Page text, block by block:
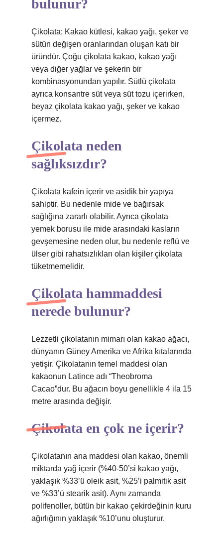
bulunur?
Çikolata; Kakao kütlesi, kakao yağı, şeker ve
sütün değişen oranlarından oluşan katı bir
üründür. Çoğu çikolata kakao, kakao yağı
veya diğer yağlar ve şekerin bir
kombinasyonundan yapılır. Sütlü çikolata
ayrıca konsantre süt veya süt tozu içerirken,
beyaz çikolata kakao yağı, şeker ve kakao
içermez.
Çikolata neden
sağlıksızdır?
Çikolata kafein içerir ve asidik bir yapıya
sahiptir. Bu nedenle mide ve bağırsak
sağlığına zararlı olabilir. Ayrıca çikolata
yemek borusu ile mide arasındaki kasların
gevşemesine neden olur, bu nedenle reflü ve
ülser gibi rahatsızlıkları olan kişiler çikolata
tüketmemelidir.
Çikolata hammaddesi
nerede bulunur?
Lezzetli çikolatanın mimarı olan kakao ağacı,
dünyanın Güney Amerika ve Afrika kıtalarında
yetişir. Çikolatanın temel maddesi olan
kakaonun Latince adı “Theobroma
Cacao”dur. Bu ağacın boyu genellikle 4 ila 15
metre arasında değişir.
Çikolata en çok ne içerir?
Çikolatanın ana maddesi olan kakao, önemli
miktarda yağ içerir (%40-50’si kakao yağı,
yaklaşık %33’ü oleik asit, %25’i palmitik asit
ve %33’ü stearik asit). Aynı zamanda
polifenoller, bütün bir kakao çekirdeğinin kuru
ağırlığının yaklaşık %10’unu oluşturur.